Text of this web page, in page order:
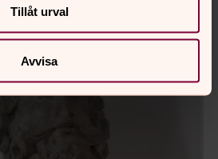
Tillåt urval
Avvisa